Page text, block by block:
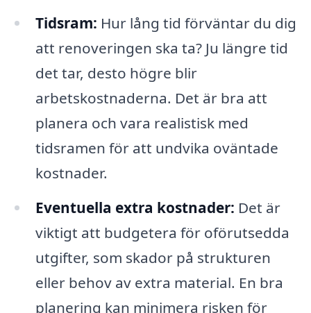
Tidsram: Hur lång tid förväntar du dig
att renoveringen ska ta? Ju längre tid
det tar, desto högre blir
arbetskostnaderna. Det är bra att
planera och vara realistisk med
tidsramen för att undvika oväntade
kostnader.
Eventuella extra kostnader: Det är
viktigt att budgetera för oförutsedda
utgifter, som skador på strukturen
eller behov av extra material. En bra
planering kan minimera risken för